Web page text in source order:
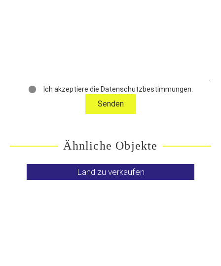
Ich akzeptiere die Datenschutzbestimmungen.
Ähnliche Objekte
Land zu verkaufen